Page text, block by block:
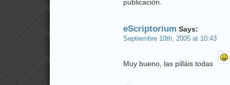
publicación.
eScriptorium Says:
Septiembre 10th, 2005 at 10:43
Muy bueno, las pilláis todas